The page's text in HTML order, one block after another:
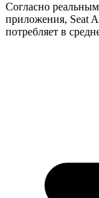
Согласно
приложения, Seat
потребляет в